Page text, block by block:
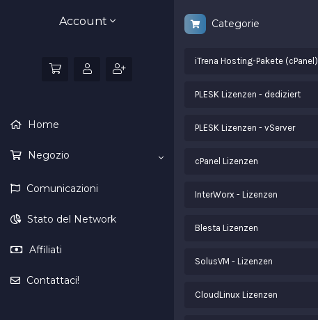
Account
Home
Negozio
Comunicazioni
Stato del Network
Affiliati
Contattaci!
Categorie
iTrena Hosting-Pakete (cPanel)
PLESK Lizenzen - dediziert
PLESK Lizenzen - vServer
cPanel Lizenzen
InterWorx - Lizenzen
Blesta Lizenzen
SolusVM - Lizenzen
CloudLinux Lizenzen